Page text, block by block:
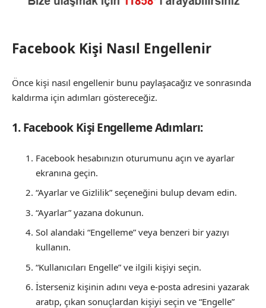
Facebook Kişi Nasıl Engellenir
Önce kişi nasıl engellenir bunu paylaşacağız ve sonrasında
kaldırma için adımları göstereceğiz.
1. Facebook Kişi Engelleme Adımları:
Facebook hesabınızın oturumunu açın ve ayarlar
ekranına geçin.
“Ayarlar ve Gizlilik” seçeneğini bulup devam edin.
“Ayarlar” yazana dokunun.
Sol alandaki “Engelleme” veya benzeri bir yazıyı
kullanın.
“Kullanıcıları Engelle” ve ilgili kişiyi seçin.
İsterseniz kişinin adını veya e-posta adresini yazarak
aratıp, çıkan sonuçlardan kişiyi seçin ve “Engelle”